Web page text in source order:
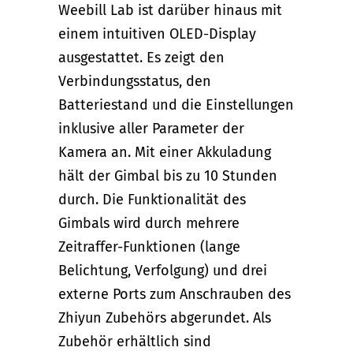
Weebill Lab ist darüber hinaus mit
einem intuitiven OLED-Display
ausgestattet. Es zeigt den
Verbindungsstatus, den
Batteriestand und die Einstellungen
inklusive aller Parameter der
Kamera an. Mit einer Akkuladung
hält der Gimbal bis zu 10 Stunden
durch. Die Funktionalität des
Gimbals wird durch mehrere
Zeitraffer-Funktionen (lange
Belichtung, Verfolgung) und drei
externe Ports zum Anschrauben des
Zhiyun Zubehörs abgerundet. Als
Zubehör erhältlich sind